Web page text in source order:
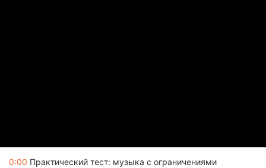
0:00 Практический тест: музыка с ограничениями